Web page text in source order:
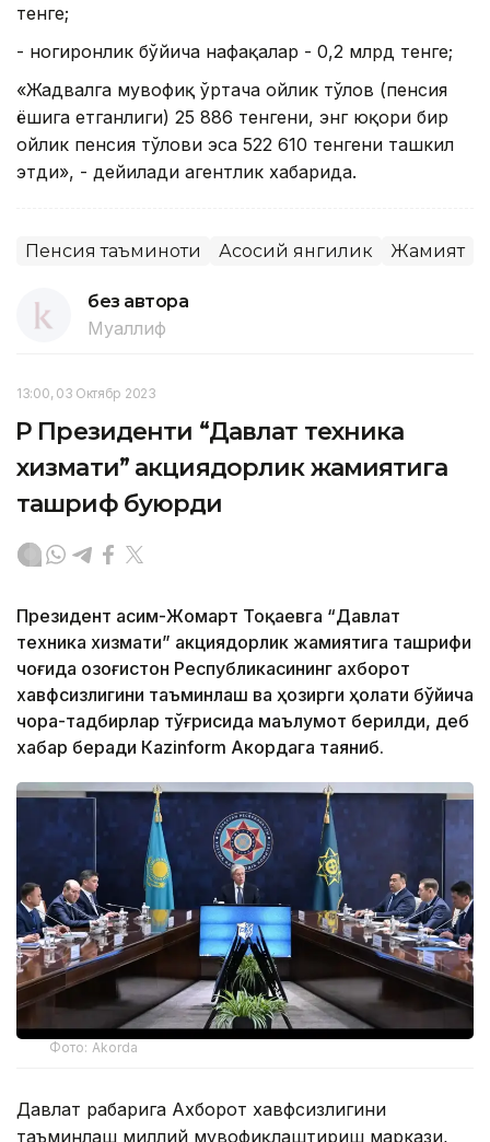
тенге;
- ногиронлик бўйича нафақалар - 0,2 млрд тенге;
«Жадвалга мувофиқ ўртача ойлик тўлов (пенсия
ёшига етганлиги) 25 886 тенгени, энг юқори бир
ойлик пенсия тўлови эса 522 610 тенгени ташкил
этди», - дейилади агентлик хабарида.
Пенсия таъминоти Асосий янгилик Жамият
без автора
Муаллиф
13:00, 03 Октябр 2023
ҚР Президенти “Давлат техника
хизмати” акциядорлик жамиятига
ташриф буюрди
Президент Қасим-Жомарт Тоқаевга “Давлат
техника хизмати” акциядорлик жамиятига ташрифи
чоғида Қозоғистон Республикасининг ахборот
хавфсизлигини таъминлаш ва ҳозирги ҳолати бўйича
чора-тадбирлар тўғрисида маълумот берилди, деб
хабар беради Каzinform Акордага таяниб.
Фото: Akorda
Давлат раҳбарига Ахборот хавфсизлигини
таъминлаш миллий мувофиқлаштириш маркази,